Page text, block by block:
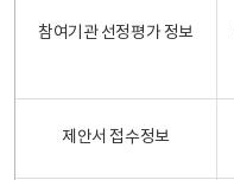
참여기관 선정평가 정보
제안서 접수정보